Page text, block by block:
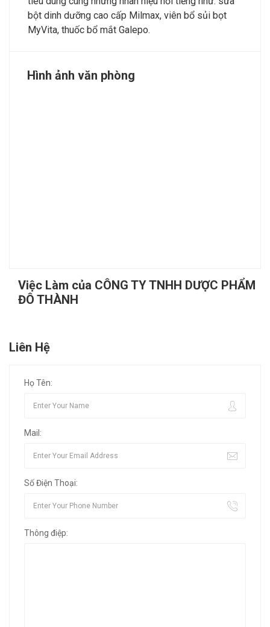
bột dinh dưỡng cao cấp Milmax, viên bổ sủi bọt
MyVita, thuốc bổ mắt Galepo.
Hình ảnh văn phòng
Việc Làm của CÔNG TY TNHH DƯỢC PHẨM
ĐÔ THÀNH
Liên Hệ
Họ Tên:
Mail:
Số Điện Thoại:
Thông điệp: